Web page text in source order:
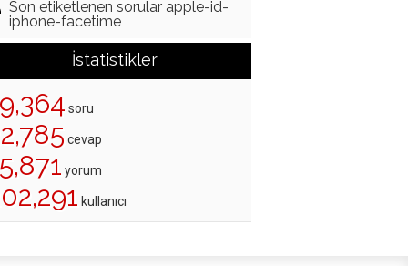
Son etiketlenen sorular apple-id-
iphone-facetime
İstatistikler
soru
cevap
yorum
kullanıcı